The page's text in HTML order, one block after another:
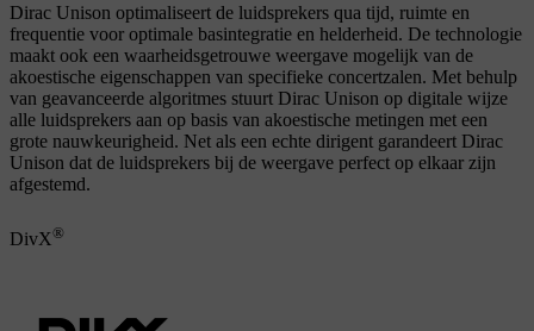
Dirac Unison optimaliseert de luidsprekers qua tijd, ruimte en
frequentie voor optimale basintegratie en helderheid. De technologie
maakt ook een waarheidsgetrouwe weergave mogelijk van de
akoestische eigenschappen van specifieke concertzalen. Met behulp
van geavanceerde algoritmes stuurt Dirac Unison op digitale wijze
alle luidsprekers aan op basis van akoestische metingen met een
grote nauwkeurigheid. Net als een echte dirigent garandeert Dirac
Unison dat de luidsprekers bij de weergave perfect op elkaar zijn
afgestemd.
DivX®